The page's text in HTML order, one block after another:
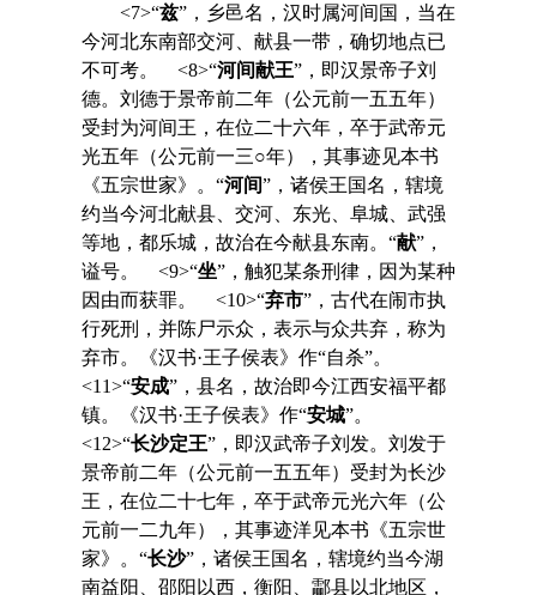
<7>“兹”，乡邑名，汉时属河间国，当在
今河北东南部交河、献县一带，确切地点已
不可考。 <8>“河间献王”，即汉景帝子刘
德。刘德于景帝前二年（公元前一五五年）
受封为河间王，在位二十六年，卒于武帝元
光五年（公元前一三○年），其事迹见本书
《五宗世家》。“河间”，诸侯王国名，辖境
约当今河北献县、交河、东光、阜城、武强
等地，都乐城，故治在今献县东南。“献”，
谥号。 <9>“坐”，触犯某条刑律，因为某种
因由而获罪。 <10>“弃市”，古代在闹市执
行死刑，并陈尸示众，表示与众共弃，称为
弃市。《汉书·王子侯表》作“自杀”。
<11>“安成”，县名，故治即今江西安福平都
镇。《汉书·王子侯表》作“安城”。
<12>“长沙定王”，即汉武帝子刘发。刘发于
景帝前二年（公元前一五五年）受封为长沙
王，在位二十七年，卒于武帝元光六年（公
元前一二九年），其事迹洋见本书《五宗世
家》。“长沙”，诸侯王国名，辖境约当今湖
南益阳、邵阳以西，衡阳、酃县以北地区，